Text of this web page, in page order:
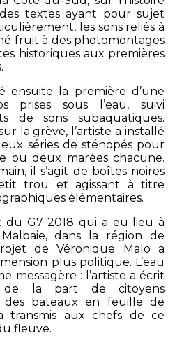
textes ayant pour sujet
les sons reliés à
fruit à des photomontages
historiques aux premières
ensuite la première d’une
prises sous l’eau, suivi
de sons subaquatiques.
la grève, l’artiste a installé
séries de sténopés pour
ou deux marées chacune.
il s’agit de boîtes noires
trou et agissant à titre
élémentaires.
du G7 2018 qui a eu lieu à
dans la région de
de Véronique Malo a
plus politique. L’eau
messagère : l’artiste a écrit
de la part de citoyens
des bateaux en feuille de
transmis aux chefs de ce
fleuve.